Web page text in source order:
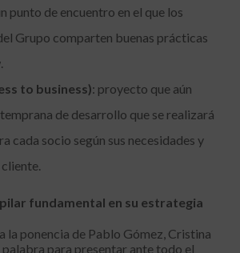
punto de encuentro en el que los
Grupo comparten buenas prácticas
to business): proyecto que aún
de desarrollo que se realizará
cada socio según sus necesidades y
fundamental en su estrategia
la ponencia de Pablo Gómez, Cristina
para presentar ante todo el